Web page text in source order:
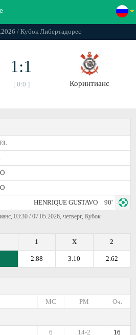
/ Кубок Либертадорес
1:1
[ 0:0 ] Коринтианс
HENRIQUE GUSTAVO
90'
03:30 / 07.05.2026, четверг, Кубок
2
X
1
2.62
3.10
2.88
Оч.
РМ
МС
16
14-2
6